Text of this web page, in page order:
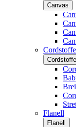
Canvas
Cordstoffe
Cordstoffe
Flanell
Flanell